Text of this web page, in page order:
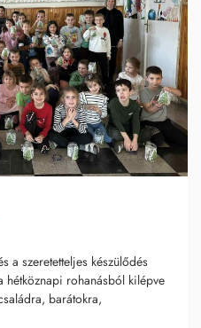
a szeretetteljes készülődés
hétköznapi rohanásból kilépve
barátokra,